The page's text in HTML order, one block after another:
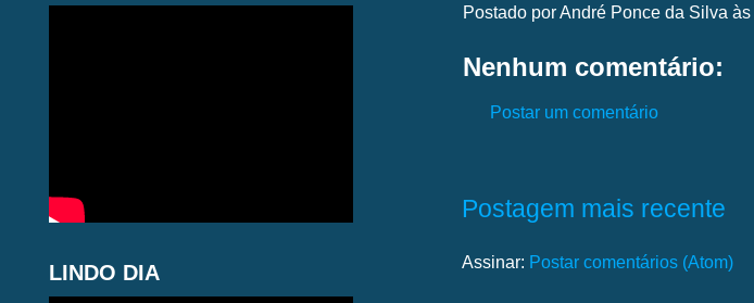
Postado por André Ponce da Silva às
Nenhum comentário:
Postar um comentário
Postagem mais recente
Assinar: Postar comentários (Atom)
LINDO DIA